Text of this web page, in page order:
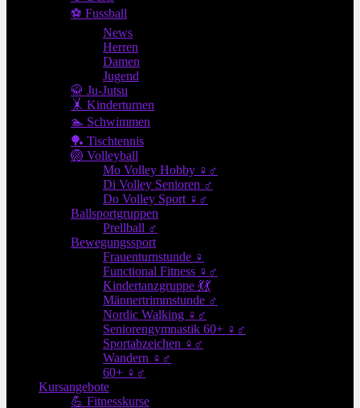
⚽ Fussball
News
Herren
Damen
Jugend
🥋 Ju-Jutsu
🤸 Kinderturnen
🏊 Schwimmen
🏓 Tischtennis
🏐 Volleyball
Mo Volley Hobby ♀♂
Di Volley Senioren ♂
Do Volley Sport ♀♂
Ballsportgruppen
Prellball ♂
Bewegungssport
Frauenturnstunde ♀
Functional Fitness ♀♂
Kindertanzgruppe 💃💃
Männertrimmstunde ♂
Nordic Walking ♀♂
Seniorengymnastik 60+ ♀♂
Sportabzeichen ♀♂
Wandern ♀♂
60+ ♀♂
Kursangebote
💪 Fitnesskurse